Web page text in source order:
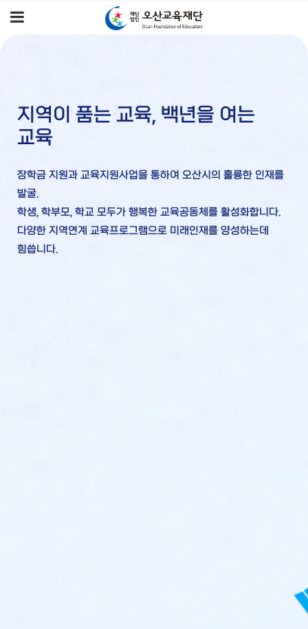
지역이 품는 교육, 백년을 여는
교육
장학금 지원과 교육지원사업을 통하여 오산시의 훌륭한 인재를
발굴.
​학생, 학부모, 학교 모두가 행복한 교육공동체를 활성화합니다.
​다양한 지역연계 교육프로그램으로 미래인재를 양성하는데
힘씁니다.